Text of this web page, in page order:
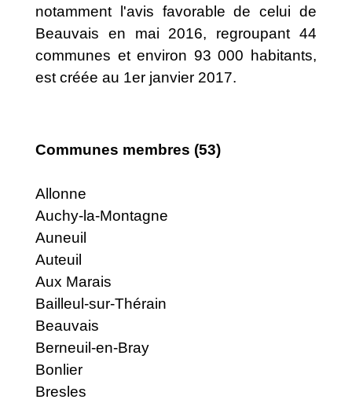
notamment l'avis favorable de celui de
Beauvais en mai 2016, regroupant 44
communes et environ 93 000 habitants,
est créée au 1er janvier 2017.
Communes membres (53)
Allonne
Auchy-la-Montagne
Auneuil
Auteuil
Aux Marais
Bailleul-sur-Thérain
Beauvais
Berneuil-en-Bray
Bonlier
Bresles